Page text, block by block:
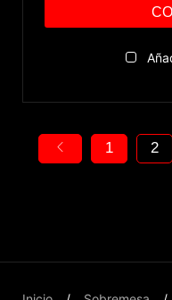
1 2